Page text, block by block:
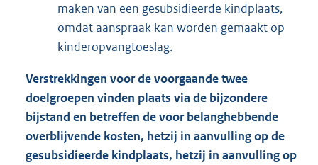
maken van een gesubsidieerde kindplaats,
omdat aanspraak kan worden gemaakt op
kinderopvangtoeslag.
Verstrekkingen voor de voorgaande twee
doelgroepen vinden plaats via de bijzondere
bijstand en betreffen de voor belanghebbende
overblijvende kosten, hetzij in aanvulling op de
gesubsidieerde kindplaats, hetzij in aanvulling op